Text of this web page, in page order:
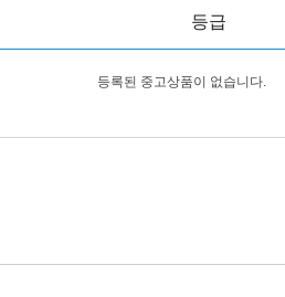
등급
등록된 중고상품이 없습니다.